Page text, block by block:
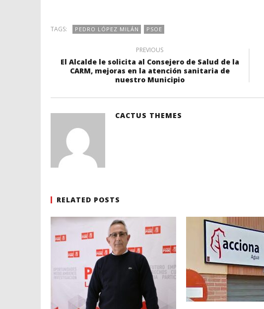
TAGS: PEDRO LÓPEZ MILÁN PSOE
PREVIOUS
El Alcalde le solicita al Consejero de Salud de la
CARM, mejoras en la atención sanitaria de
nuestro Municipio
CACTUS THEMES
RELATED POSTS